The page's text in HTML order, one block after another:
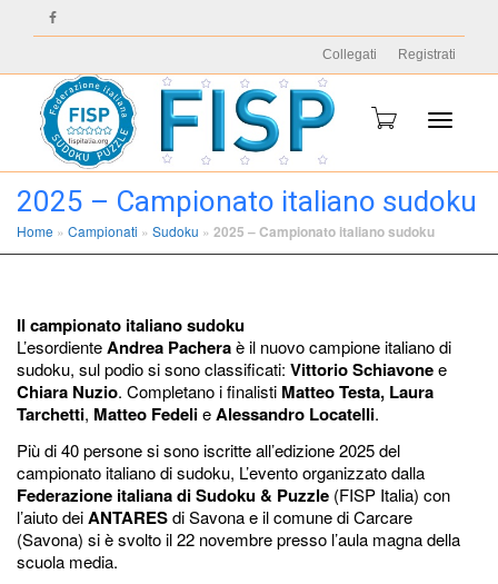
Collegati Registrati
2025 – Campionato italiano sudoku
Home » Campionati » Sudoku » 2025 – Campionato italiano sudoku
Il campionato italiano sudoku
L’esordienteAndrea Pacheraè il nuovo campione italiano di
sudoku, sul podio si sono classificati: Vittorio Schiavonee
Chiara Nuzio. Completano i finalisti Matteo Testa, Laura
Tarchetti, Matteo FedelieAlessandro Locatelli.
Più di 40 persone si sono iscritte all’edizione 2025 del
campionato italiano di sudoku, L’evento organizzato dalla
Federazione italiana di Sudoku & Puzzle (FISP Italia) con
l’aiuto deiANTARESdi Savona e il comune di Carcare
(Savona) si è svolto il 22 novembre presso l’aula magna della
scuola media.